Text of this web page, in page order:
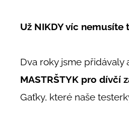
Už NIKDY víc
Dva roky jsme přidávaly
MASTRŠTYK pro dívčí
Gaťky, které naše